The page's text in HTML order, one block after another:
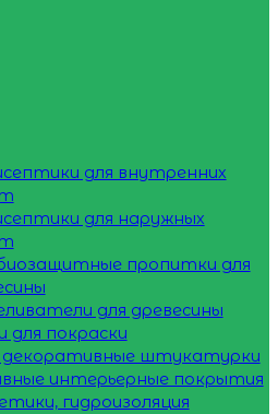
для внутренних
для наружных
пропитки для
для древесины
для покраски
декоративные штукатурки
интерьерные покрытия
гидроизоляция